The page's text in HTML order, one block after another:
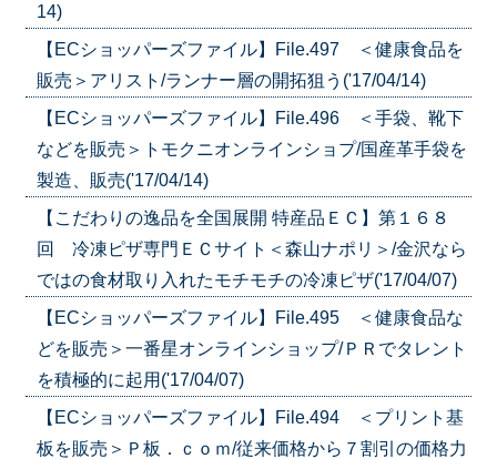
14)
【ECショッパーズファイル】File.497 ＜健康食品を
販売＞アリスト/ランナー層の開拓狙う('17/04/14)
【ECショッパーズファイル】File.496 ＜手袋、靴下
などを販売＞トモクニオンラインショプ/国産革手袋を
製造、販売('17/04/14)
【こだわりの逸品を全国展開 特産品ＥＣ】第１６８
回 冷凍ピザ専門ＥＣサイト＜森山ナポリ＞/金沢なら
ではの食材取り入れたモチモチの冷凍ピザ('17/04/07)
【ECショッパーズファイル】File.495 ＜健康食品な
どを販売＞一番星オンラインショップ/ＰＲでタレント
を積極的に起用('17/04/07)
【ECショッパーズファイル】File.494 ＜プリント基
板を販売＞Ｐ板．ｃｏｍ/従来価格から７割引の価格力